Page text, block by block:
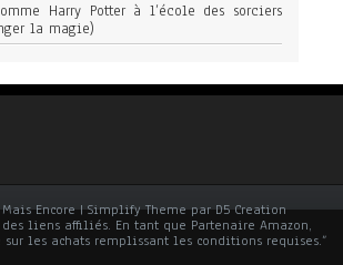
Harry Potter à l’école des sorciers
la magie)
Encore | Simplify Theme par D5 Creation
liens affiliés. En tant que Partenaire Amazon,
les achats remplissant les conditions requises.”